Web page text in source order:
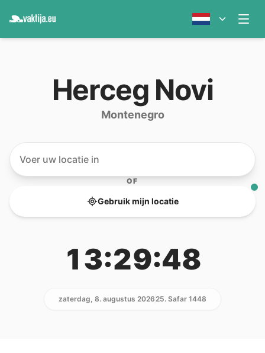
Herceg Novi
Montenegro
OF
Gebruik mijn locatie
13:29:48
zaterdag, 8. augustus 202625. Safar 1448